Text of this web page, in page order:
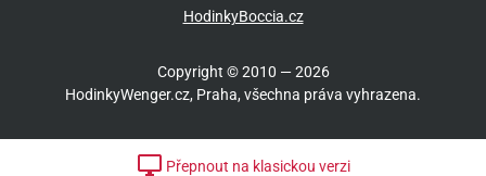
HodinkyBoccia.cz
Copyright © 2010 — 2026
HodinkyWenger.cz, Praha, všechna práva vyhrazena.
Přepnout na klasickou verzi